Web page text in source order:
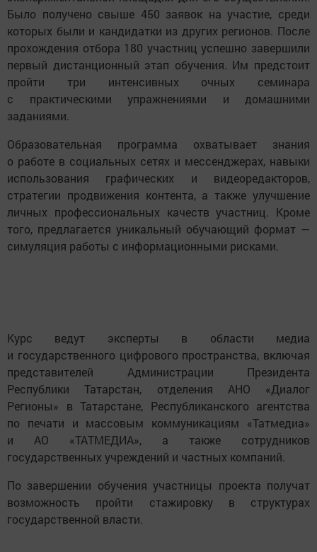
Было получено свыше 450 заявок на участие, среди
которых были и кандидатки из других регионов. После
прохождения отбора 180 участниц успешно завершили
первый дистанционный этап обучения. Им предстоит
пройти три интенсивных очных семинара
с практическими упражнениями и домашними
заданиями.
Образовательная программа охватывает знания
о работе в социальных сетях и мессенджерах, навыки
использования графических и видеоредакторов,
стратегии продвижения контента, а также улучшение
личных профессиональных качеств участниц. Кроме
того, предлагается уникальный обучающий формат —
симуляция работы с информационными рисками.
Курс ведут эксперты в области медиа
и государственного цифрового пространства, включая
представителей Администрации Президента
Республики Татарстан, отделения АНО «Диалог
Регионы» в Татарстане, Республиканского агентства
по печати и массовым коммуникациям «Татмедиа»
и АО «ТАТМЕДИА», а также сотрудников
государственных учреждений и частных компаний.
По завершении обучения участницы проекта получат
возможность пройти стажировку в структурах
государственной власти.